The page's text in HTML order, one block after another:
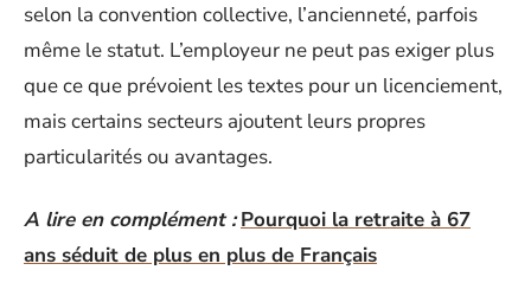
selon la convention collective, l’ancienneté, parfois
même le statut. L’employeur ne peut pas exiger plus
que ce que prévoient les textes pour un licenciement,
mais certains secteurs ajoutent leurs propres
particularités ou avantages.
A lire en complément : Pourquoi la retraite à 67
ans séduit de plus en plus de Français